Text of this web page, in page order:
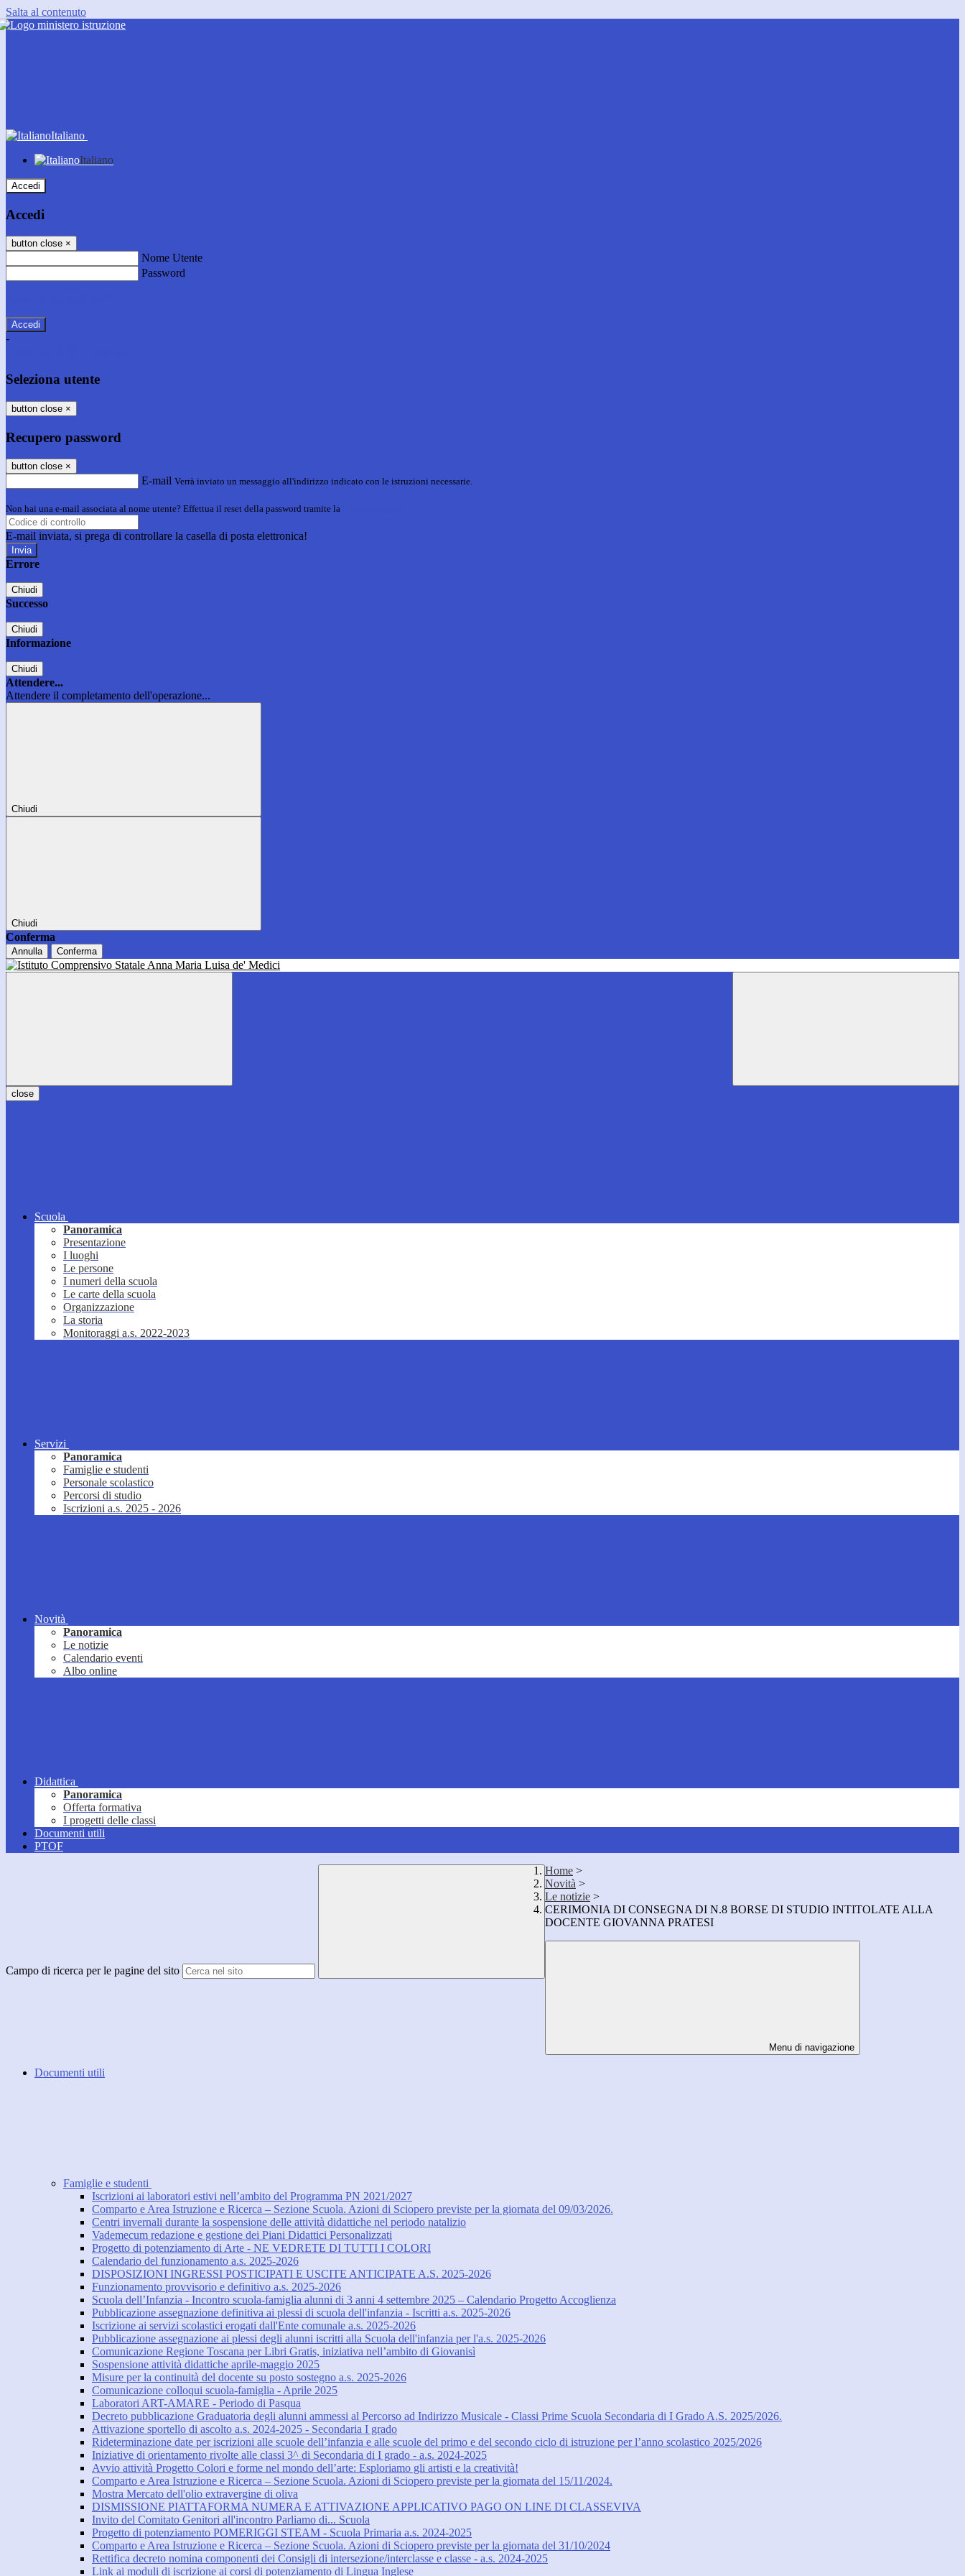
Salta al contenuto
Italiano
Italiano
Accedi
Accedi
button close ×
Nome Utente
Password
-
Seleziona utente
button close ×
Recupero password
button close ×
E-mail Verrà inviato un messaggio all'indirizzo indicato con le istruzioni necessarie.
Non hai una e-mail associata al nome utente? Effettua il reset della password tramite la
E-mail inviata, si prega di controllare la casella di posta elettronica!
Errore
Chiudi
Successo
Chiudi
Informazione
Chiudi
Attendere...
Attendere il completamento dell'operazione...
Chiudi
Chiudi
Conferma
Annulla Conferma
close
Scuola
Panoramica
Presentazione
I luoghi
Le persone
I numeri della scuola
Le carte della scuola
Organizzazione
La storia
Monitoraggi a.s. 2022-2023
Servizi
Panoramica
Famiglie e studenti
Personale scolastico
Percorsi di studio
Iscrizioni a.s. 2025 - 2026
Novità
Panoramica
Le notizie
Calendario eventi
Albo online
Didattica
Panoramica
Offerta formativa
I progetti delle classi
Documenti utili
PTOF
Campo di ricerca per le pagine del sito
Home >
Novità >
Le notizie >
CERIMONIA DI CONSEGNA DI N.8 BORSE DI STUDIO INTITOLATE ALLA
DOCENTE GIOVANNA PRATESI
Menu di navigazione
Documenti utili
Famiglie e studenti
Iscrizioni ai laboratori estivi nell’ambito del Programma PN 2021/2027
Comparto e Area Istruzione e Ricerca – Sezione Scuola. Azioni di Sciopero previste per la giornata del 09/03/2026.
Centri invernali durante la sospensione delle attività didattiche nel periodo natalizio
Vademecum redazione e gestione dei Piani Didattici Personalizzati
Progetto di potenziamento di Arte - NE VEDRETE DI TUTTI I COLORI
Calendario del funzionamento a.s. 2025-2026
DISPOSIZIONI INGRESSI POSTICIPATI E USCITE ANTICIPATE A.S. 2025-2026
Funzionamento provvisorio e definitivo a.s. 2025-2026
Scuola dell’Infanzia - Incontro scuola-famiglia alunni di 3 anni 4 settembre 2025 – Calendario Progetto Accoglienza
Pubblicazione assegnazione definitiva ai plessi di scuola dell'infanzia - Iscritti a.s. 2025-2026
Iscrizione ai servizi scolastici erogati dall'Ente comunale a.s. 2025-2026
Pubblicazione assegnazione ai plessi degli alunni iscritti alla Scuola dell'infanzia per l'a.s. 2025-2026
Comunicazione Regione Toscana per Libri Gratis, iniziativa nell’ambito di Giovanisì
Sospensione attività didattiche aprile-maggio 2025
Misure per la continuità del docente su posto sostegno a.s. 2025-2026
Comunicazione colloqui scuola-famiglia - Aprile 2025
Laboratori ART-AMARE - Periodo di Pasqua
Decreto pubblicazione Graduatoria degli alunni ammessi al Percorso ad Indirizzo Musicale - Classi Prime Scuola Secondaria di I Grado A.S. 2025/2026.
Attivazione sportello di ascolto a.s. 2024-2025 - Secondaria I grado
Rideterminazione date per iscrizioni alle scuole dell’infanzia e alle scuole del primo e del secondo ciclo di istruzione per l’anno scolastico 2025/2026
Iniziative di orientamento rivolte alle classi 3^ di Secondaria di I grado - a.s. 2024-2025
Avvio attività Progetto Colori e forme nel mondo dell’arte: Esploriamo gli artisti e la creatività!
Comparto e Area Istruzione e Ricerca – Sezione Scuola. Azioni di Sciopero previste per la giornata del 15/11/2024.
Mostra Mercato dell'olio extravergine di oliva
DISMISSIONE PIATTAFORMA NUMERA E ATTIVAZIONE APPLICATIVO PAGO ON LINE DI CLASSEVIVA
Invito del Comitato Genitori all'incontro Parliamo di... Scuola
Progetto di potenziamento POMERIGGI STEAM - Scuola Primaria a.s. 2024-2025
Comparto e Area Istruzione e Ricerca – Sezione Scuola. Azioni di Sciopero previste per la giornata del 31/10/2024
Rettifica decreto nomina componenti dei Consigli di intersezione/interclasse e classe - a.s. 2024-2025
Link ai moduli di iscrizione ai corsi di potenziamento di Lingua Inglese